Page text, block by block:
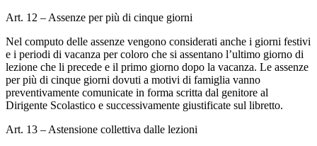
Art. 12 – Assenze per più di cinque giorni
Nel computo delle assenze vengono considerati anche i giorni festivi
e i periodi di vacanza per coloro che si assentano l’ultimo giorno di
lezione che li precede e il primo giorno dopo la vacanza. Le assenze
per più di cinque giorni dovuti a motivi di famiglia vanno
preventivamente comunicate in forma scritta dal genitore al
Dirigente Scolastico e successivamente giustificate sul libretto.
Art. 13 – Astensione collettiva dalle lezioni